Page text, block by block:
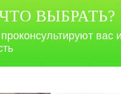
ВЫБРАТЬ?
вас